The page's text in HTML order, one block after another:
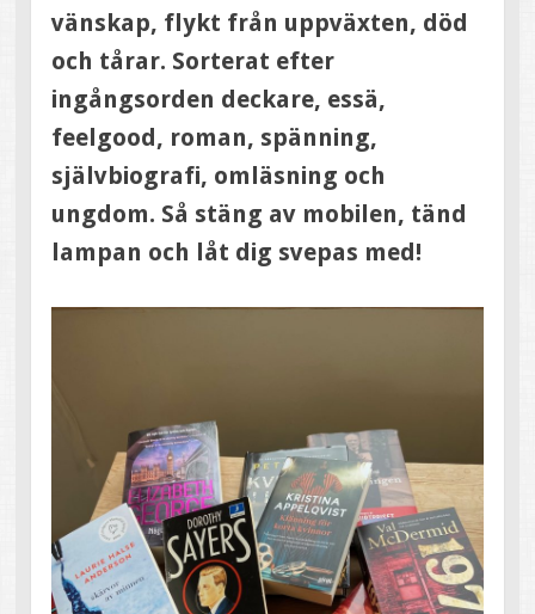
vänskap, flykt från uppväxten, död
och tårar. Sorterat efter
ingångsorden deckare, essä,
feelgood, roman, spänning,
självbiografi, omläsning och
ungdom. Så stäng av mobilen, tänd
lampan och låt dig svepas med!